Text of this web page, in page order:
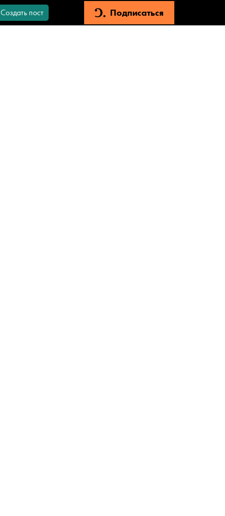
Создать пост Подписаться